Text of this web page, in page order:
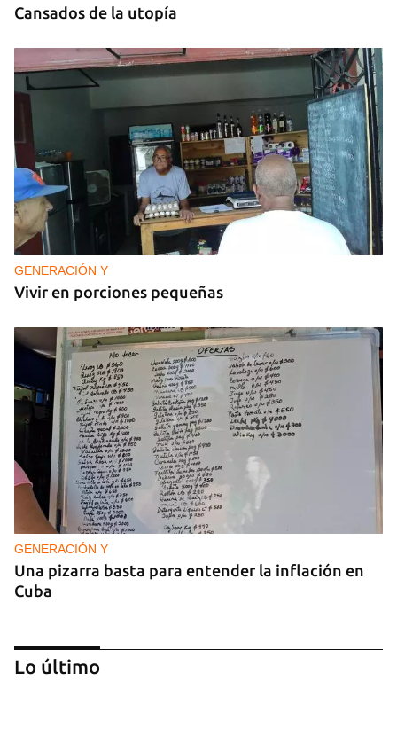
Cansados de la utopía
GENERACIÓN Y
Vivir en porciones pequeñas
GENERACIÓN Y
Una pizarra basta para entender la inflación en
Cuba
Lo último